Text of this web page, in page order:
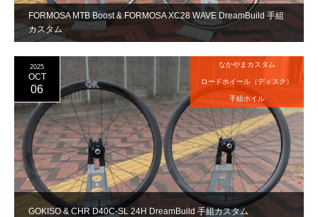
FORMOSA MTB Boost & FORMOSA XC28 WAVE DreamBuild 手組
カスタム
GOKISO & CHR D40C-SL 24H DreamBuild 手組カスタム
2025
OCT
06
なかやまカスタム
ロードホイール（ディスク）
手組ホイル